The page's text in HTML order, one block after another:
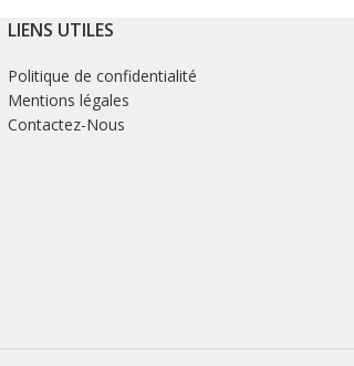
LIENS UTILES
Politique de confidentialité
Mentions légales
Contactez-Nous